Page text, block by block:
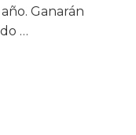
Ganarán
…